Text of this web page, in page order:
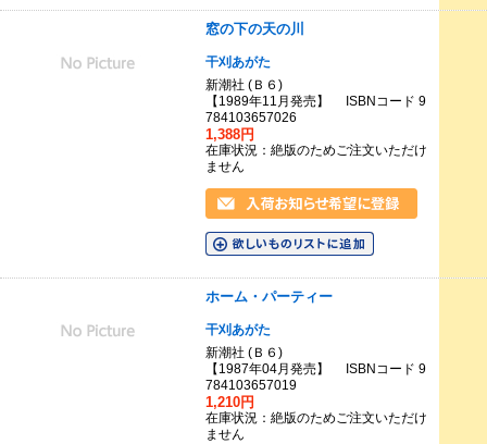
窓の下の天の川
干刈あがた
新潮社 (Ｂ６)
【1989年11月発売】 ISBNコード 9
784103657026
1,388円
在庫状況：絶版のためご注文いただけ
ません
ホーム・パーティー
干刈あがた
新潮社 (Ｂ６)
【1987年04月発売】 ISBNコード 9
784103657019
1,210円
在庫状況：絶版のためご注文いただけ
ません